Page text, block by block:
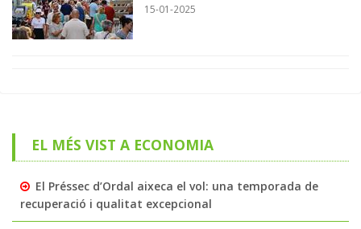
15-01-2025
EL MÉS VIST A ECONOMIA
El Préssec d’Ordal aixeca el vol: una temporada de
recuperació i qualitat excepcional